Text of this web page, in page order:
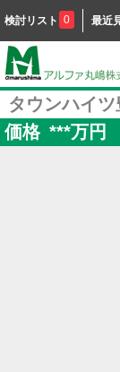
検討リスト 0 最近
タウンハイ
価格 ***万円